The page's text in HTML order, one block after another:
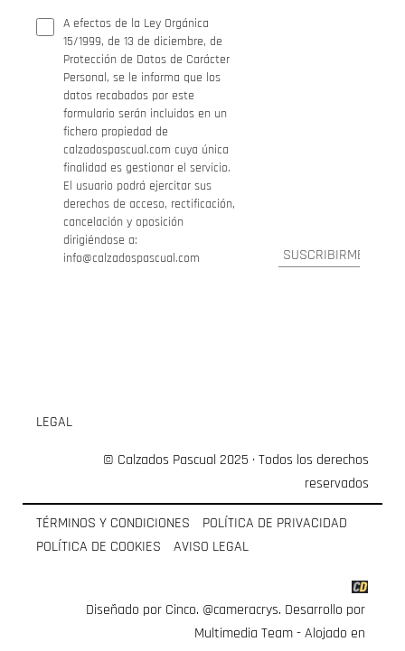
A efectos de la Ley Orgánica
15/1999, de 13 de diciembre, de
Protección de Datos de Carácter
Personal, se le informa que los
datos recabados por este
formulario serán incluidos en un
fichero propiedad de
calzadospascual.com cuya única
finalidad es gestionar el servicio.
El usuario podrá ejercitar sus
derechos de acceso, rectificación,
cancelación y oposición
dirigiéndose a:
info@calzadospascual.com
LEGAL
© Calzados Pascual 2025 · Todos los derechos
reservados
TÉRMINOS Y CONDICIONES
POLÍTICA DE PRIVACIDAD
POLÍTICA DE COOKIES
AVISO LEGAL
Diseñado por Cinco. @cameracrys. Desarrollo por
Multimedia Team- Alojado en